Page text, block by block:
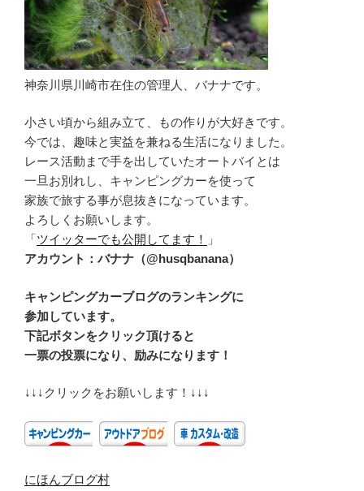
神奈川県川崎市在住の管理人、バナナです。
小さい頃から組み立て、もの作りが大好きです。
今では、趣味と実益を兼ねる生活になりました。
レース活動まで手を出していたオートバイとは
一旦お別れし、キャンピングカーを使って
家族で旅する事が息抜きになっています。
よろしくお願いします。
「ツイッターでも公開してます！
」
アカウント：バナナ（@husqbanana）
キャンピングカーブログのランキングに
参加しています。
下記ボタンをクリック頂けると
一票の投票になり、励みになります！
↓↓↓クリックをお願いします！↓↓↓
にほんブログ村